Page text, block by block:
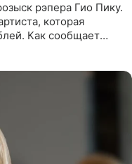
рэпера Гио Пику.
которая
Как сообщает